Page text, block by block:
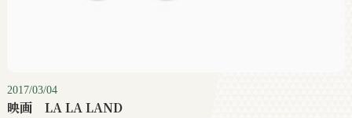
2017/03/04
映画 LA LA LAND